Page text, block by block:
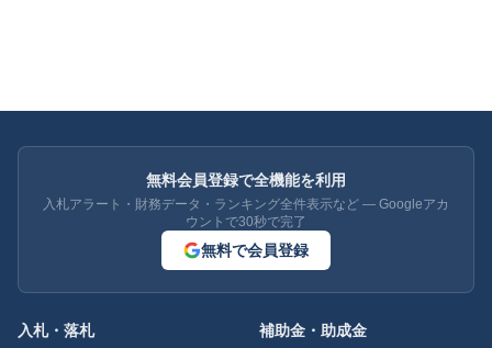
無料会員登録で全機能を利用
入札アラート・財務データ・ランキング全件表示など — Googleアカ
ウントで30秒で完了
無料で会員登録
入札・落札
補助金・助成金